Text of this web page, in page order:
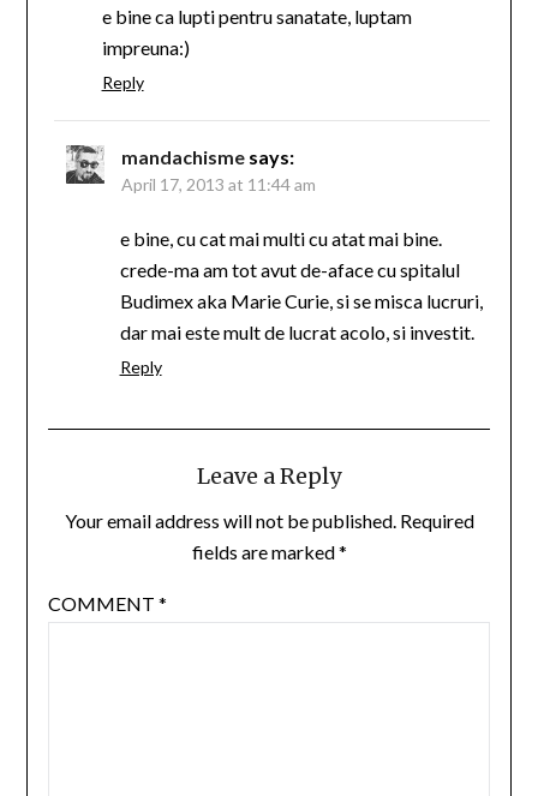
e bine ca lupti pentru sanatate, luptam
impreuna:)
Reply
mandachisme says:
April 17, 2013 at 11:44 am
e bine, cu cat mai multi cu atat mai bine.
crede-ma am tot avut de-aface cu spitalul
Budimex aka Marie Curie, si se misca lucruri,
dar mai este mult de lucrat acolo, si investit.
Reply
Leave a Reply
Your email address will not be published. Required
fields are marked*
COMMENT *